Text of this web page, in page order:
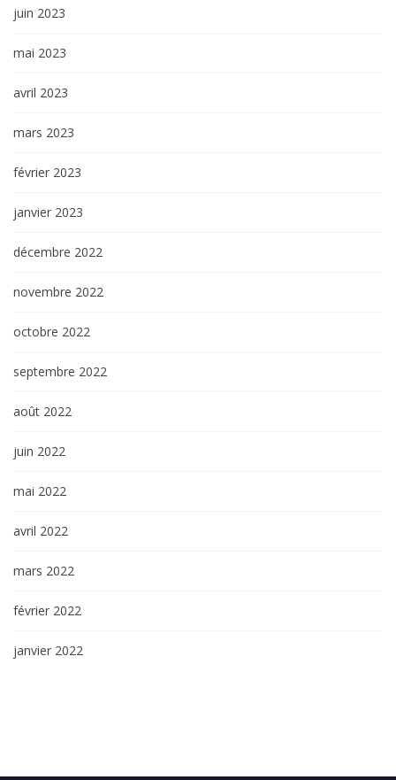
juin 2023
mai 2023
avril 2023
mars 2023
février 2023
janvier 2023
décembre 2022
novembre 2022
octobre 2022
septembre 2022
août 2022
juin 2022
mai 2022
avril 2022
mars 2022
février 2022
janvier 2022